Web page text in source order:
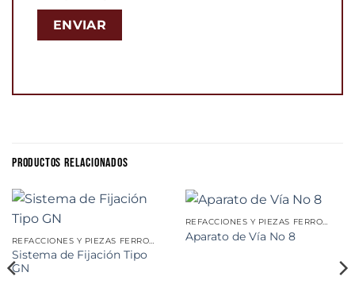
PRODUCTOS RELACIONADOS
REFACCIONES Y PIEZAS FERROVIARIAS
Sistema de Fijación Tipo
GN
REFACCIONES Y PIEZAS FERROVIARIAS
Aparato de Vía No 8